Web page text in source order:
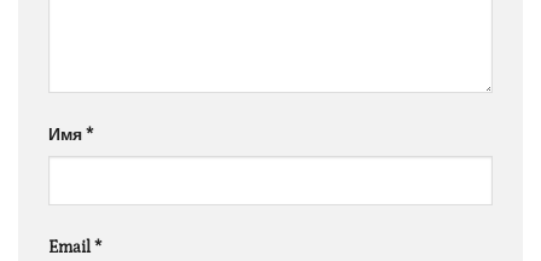
Имя*
Email*